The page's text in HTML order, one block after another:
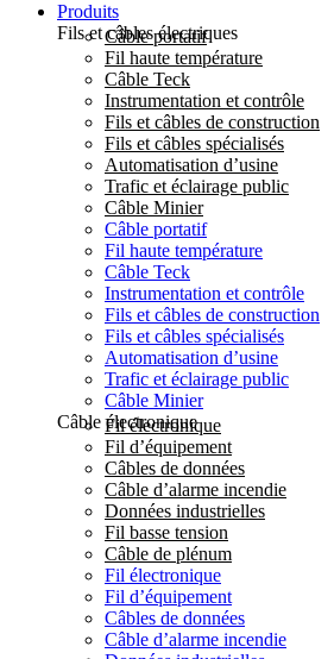
Produits
Fils et câbles électriques
Câble portatif
Fil haute température
Câble Teck
Instrumentation et contrôle
Fils et câbles de construction
Fils et câbles spécialisés
Automatisation d’usine
Trafic et éclairage public
Câble Minier
Câble portatif
Fil haute température
Câble Teck
Instrumentation et contrôle
Fils et câbles de construction
Fils et câbles spécialisés
Automatisation d’usine
Trafic et éclairage public
Câble Minier
Câble électronique
Fil électronique
Fil d’équipement
Câbles de données
Câble d’alarme incendie
Données industrielles
Fil basse tension
Câble de plénum
Fil électronique
Fil d’équipement
Câbles de données
Câble d’alarme incendie